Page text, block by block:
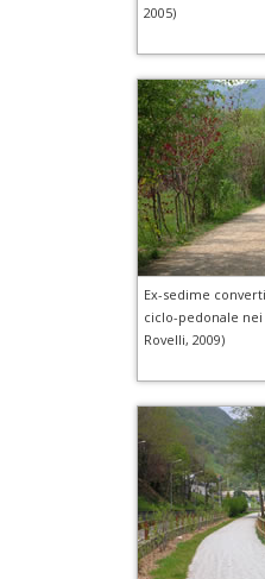
2005)
Ex-sedime
ciclo-pedonale nei
Rovelli, 2009)